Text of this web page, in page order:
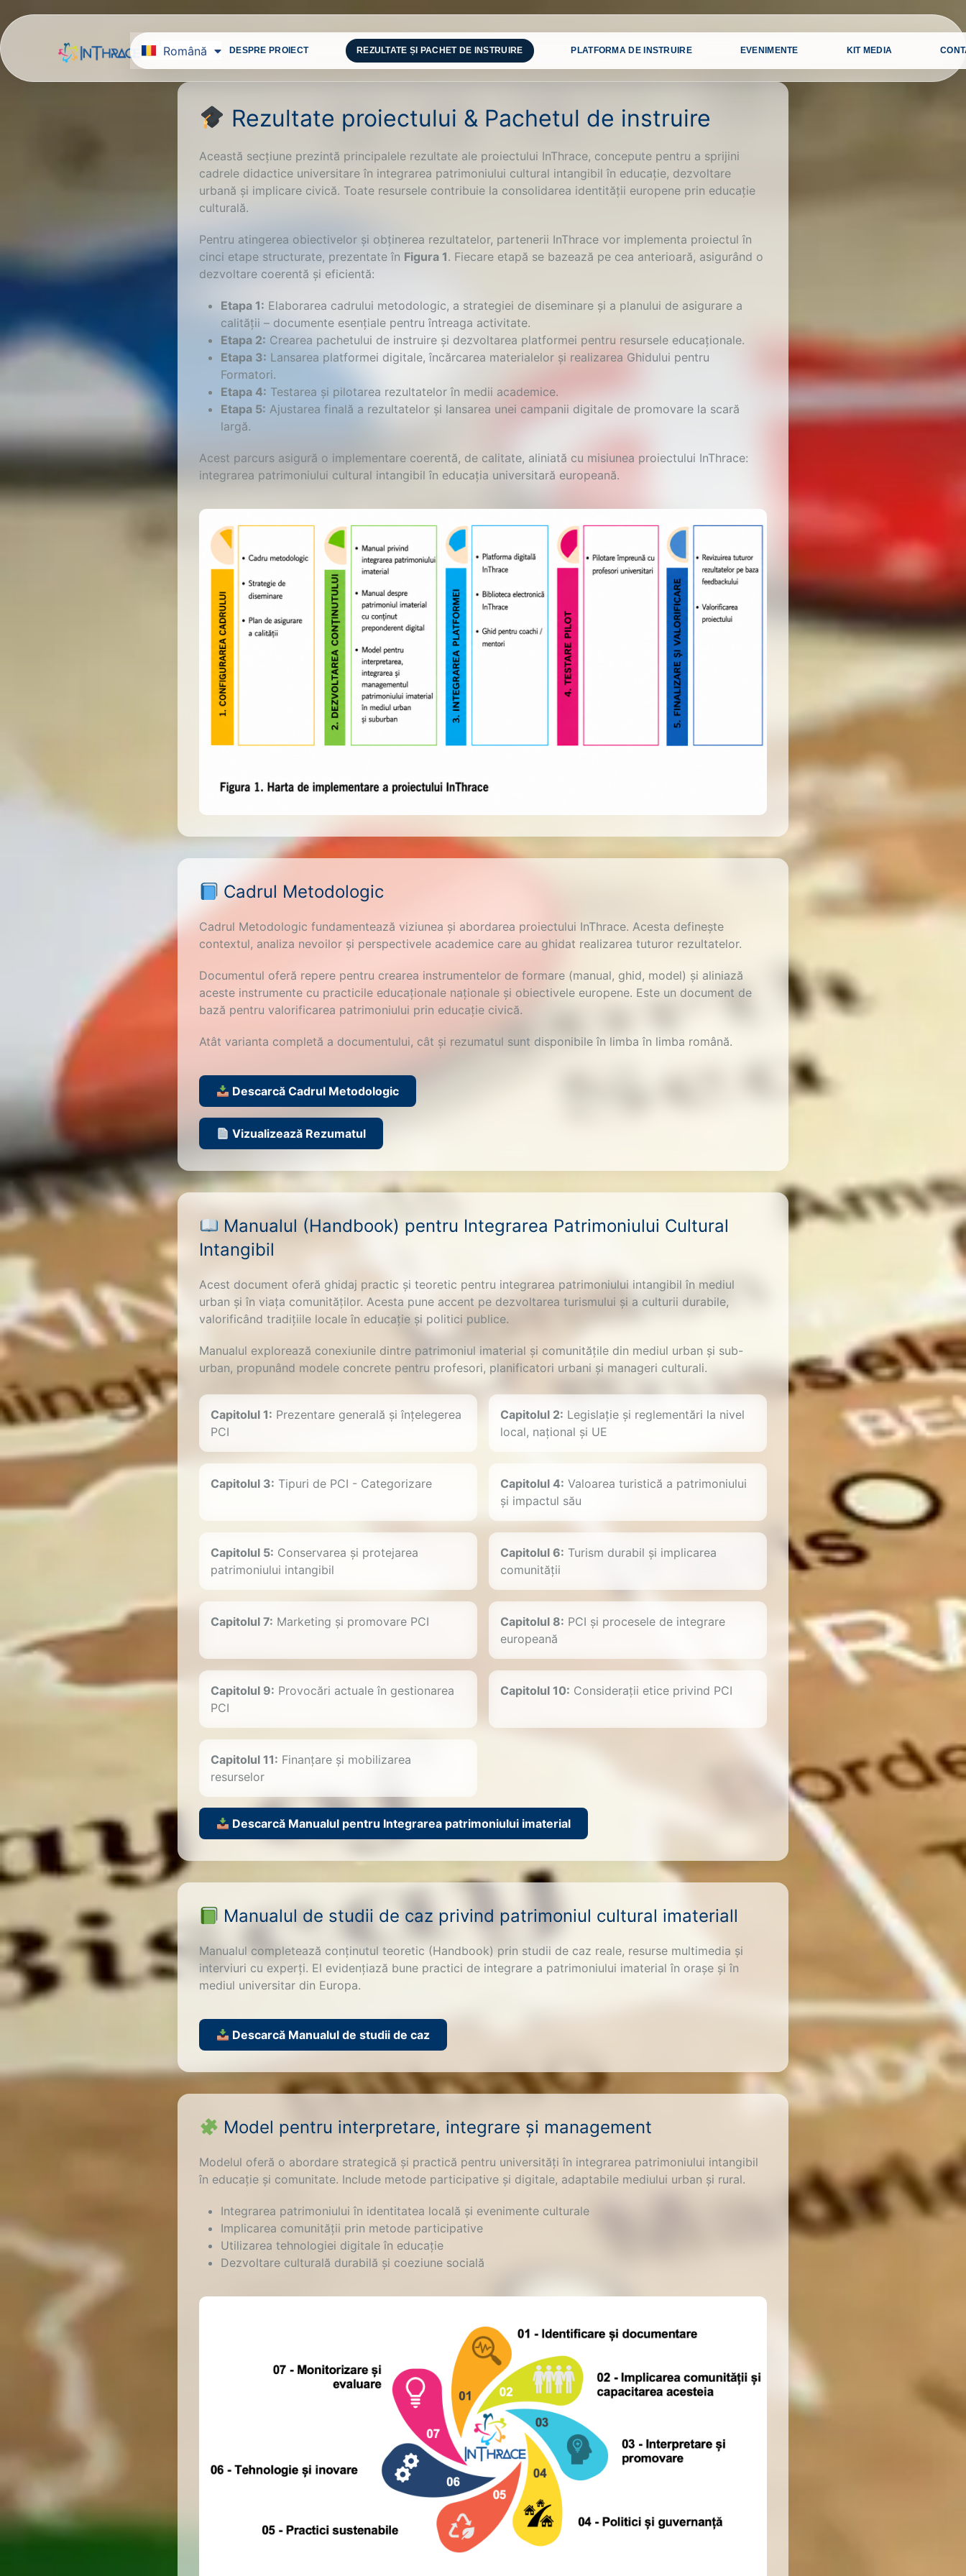
Română
български
English
ACASĂ DESPRE PROIECT REZULTATE ȘI PACHET DE INSTRUIRE PLATFORMA DE INSTRUIRE EVENIMENTE KIT MEDIA
Rezultate proiectului & Pachetul de instruire
Această secțiune prezintă principalele rezultate ale proiectului InThrace, concepute pentru a sprijini
cadrele didactice universitare în integrarea patrimoniului cultural intangibil în educație, dezvoltare
urbană și implicare civică. Toate resursele contribuie la consolidarea identității europene prin educație
culturală.
Pentru atingerea obiectivelor și obținerea rezultatelor, partenerii InThrace vor implementa proiectul în
cinci etape structurate, prezentate în Figura 1. Fiecare etapă se bazează pe cea anterioară, asigurând o
dezvoltare coerentă și eficientă:
Etapa 1: Elaborarea cadrului metodologic, a strategiei de diseminare și a planului de asigurare a
calității – documente esențiale pentru întreaga activitate.
Etapa 2: Crearea pachetului de instruire și dezvoltarea platformei pentru resursele educaționale.
Etapa 3: Lansarea platformei digitale, încărcarea materialelor și realizarea Ghidului pentru
Formatori.
Etapa 4: Testarea și pilotarea rezultatelor în medii academice.
Etapa 5: Ajustarea finală a rezultatelor și lansarea unei campanii digitale de promovare la scară
largă.
Acest parcurs asigură o implementare coerentă, de calitate, aliniată cu misiunea proiectului InThrace:
integrarea patrimoniului cultural intangibil în educația universitară europeană.
Cadrul Metodologic
Cadrul Metodologic fundamentează viziunea și abordarea proiectului InThrace. Acesta definește
contextul, analiza nevoilor și perspectivele academice care au ghidat realizarea tuturor rezultatelor.
Documentul oferă repere pentru crearea instrumentelor de formare (manual, ghid, model) și aliniază
aceste instrumente cu practicile educaționale naționale și obiectivele europene. Este un document de
bază pentru valorificarea patrimoniului prin educație civică.
Atât varianta completă a documentului, cât și rezumatul sunt disponibile în limba în limba română.
Descarcă Cadrul Metodologic
Vizualizează Rezumatul
Manualul (Handbook) pentru Integrarea Patrimoniului Cultural
Intangibil
Acest document oferă ghidaj practic și teoretic pentru integrarea patrimoniului intangibil în mediul
urban și în viața comunităților. Acesta pune accent pe dezvoltarea turismului și a culturii durabile,
valorificând tradițiile locale în educație și politici publice.
Manualul explorează conexiunile dintre patrimoniul imaterial și comunitățile din mediul urban și sub-
urban, propunând modele concrete pentru profesori, planificatori urbani și manageri culturali.
Capitolul 1: Prezentare generală și înțelegerea
PCI
Capitolul 2: Legislație și reglementări la nivel
local, național și UE
Capitolul 3: Tipuri de PCI - Categorizare Capitolul 4: Valoarea turistică a patrimoniului
și impactul său
Capitolul 5: Conservarea și protejarea
patrimoniului intangibil
Capitolul 6: Turism durabil și implicarea
comunității
Capitolul 7: Marketing și promovare PCI Capitolul 8: PCI și procesele de integrare
europeană
Capitolul 9: Provocări actuale în gestionarea
PCI
Capitolul 10: Considerații etice privind PCI
Capitolul 11: Finanțare și mobilizarea
resurselor
Descarcă Manualul pentru Integrarea patrimoniului imaterial
Manualul de studii de caz privind patrimoniul cultural imateriall
Manualul completează conținutul teoretic (Handbook) prin studii de caz reale, resurse multimedia și
interviuri cu experți. El evidențiază bune practici de integrare a patrimoniului imaterial în orașe și în
mediul universitar din Europa.
Descarcă Manualul de studii de caz
Model pentru interpretare, integrare și management
Modelul oferă o abordare strategică și practică pentru universități în integrarea patrimoniului intangibil
în educație și comunitate. Include metode participative și digitale, adaptabile mediului urban și rural.
Integrarea patrimoniului în identitatea locală și evenimente culturale
Implicarea comunității prin metode participative
Utilizarea tehnologiei digitale în educație
Dezvoltare culturală durabilă și coeziune socială